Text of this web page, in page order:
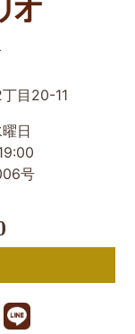
目20-11
日
号